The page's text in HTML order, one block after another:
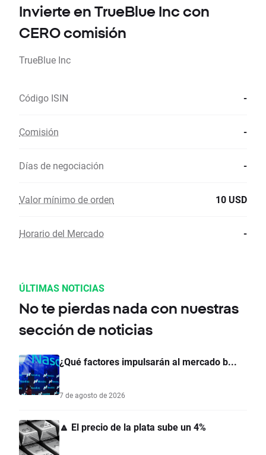
Invierte en TrueBlue Inc con
CERO comisión
TrueBlue Inc
Código ISIN -
Comisión -
Días de negociación -
Valor mínimo de orden 10 USD
Horario del Mercado -
ÚLTIMAS NOTICIAS
No te pierdas nada con nuestras
sección de noticias
¿Qué factores impulsarán al mercado b...
7 de agosto de 2026
🔼 El precio de la plata sube un 4%